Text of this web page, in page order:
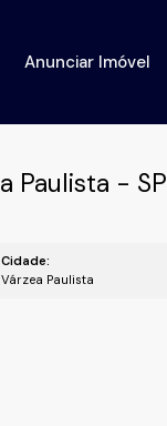
Anunciar Imóvel
Paulista - SP
Cidade:
Várzea Paulista